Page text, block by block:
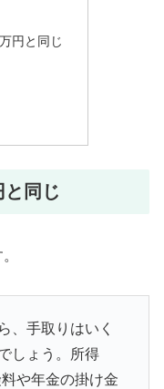
円と同じ
同じ
、手取りはいく
しょう。所得
や年金の掛け金